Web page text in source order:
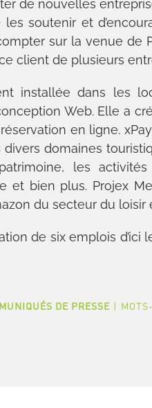
de nouvelles
soutenir et
sur la venue de
client de plusieurs
installée dans les
Web. Elle a
en ligne.
domaines
les activités
et bien plus. Projex
du secteur du loisir
de six emplois d’ici
DE PRESSE |